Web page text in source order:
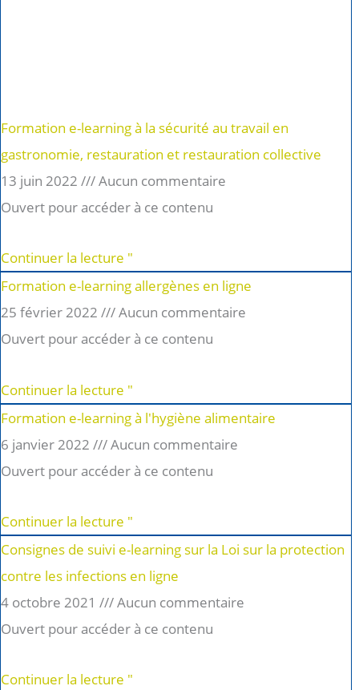
Formation e-learning à la sécurité au travail en
gastronomie, restauration et restauration collective
13 juin 2022
Aucun commentaire
Ouvert pour accéder à ce contenu
Continuer la lecture "
Formation e-learning allergènes en ligne
25 février 2022
Aucun commentaire
Ouvert pour accéder à ce contenu
Continuer la lecture "
Formation e-learning à l'hygiène alimentaire
6 janvier 2022
Aucun commentaire
Ouvert pour accéder à ce contenu
Continuer la lecture "
Consignes de suivi e-learning sur la Loi sur la protection
contre les infections en ligne
4 octobre 2021
Aucun commentaire
Ouvert pour accéder à ce contenu
Continuer la lecture "